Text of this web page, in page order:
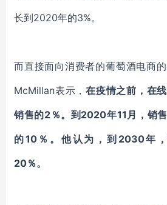
长到2020年的3%。
而直接面向消费者的葡萄酒电商
McMillan表示 ， 在疫情之前，在
销售的2％。到2020年11月，销
的10％。他认为 ，到 2030年，
20％。